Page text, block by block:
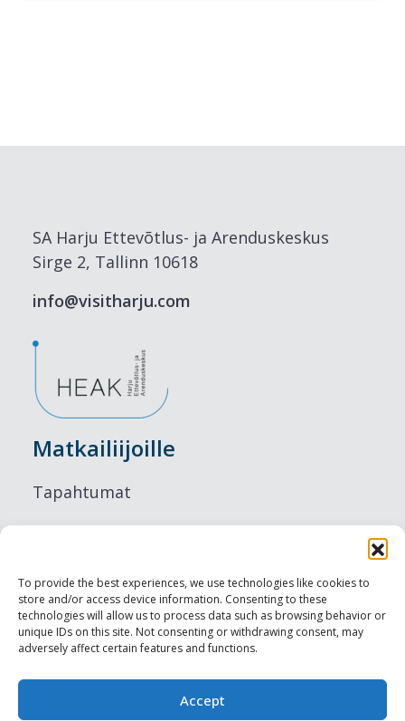
To provide the best experiences, we use technologies like cookies to
store and/or access device information. Consenting to these
technologies will allow us to process data such as browsing behavior or
unique IDs on this site. Not consenting or withdrawing consent, may
adversely affect certain features and functions.
Accept
SA Harju Ettevõtlus- ja Arenduskeskus
Sirge 2, Tallinn 10618
info@visitharju.com
Matkailiijoille
Tapahtumat
Ruokailu
Nähtävyydet
Visit Tallinn
Ammattilaisille